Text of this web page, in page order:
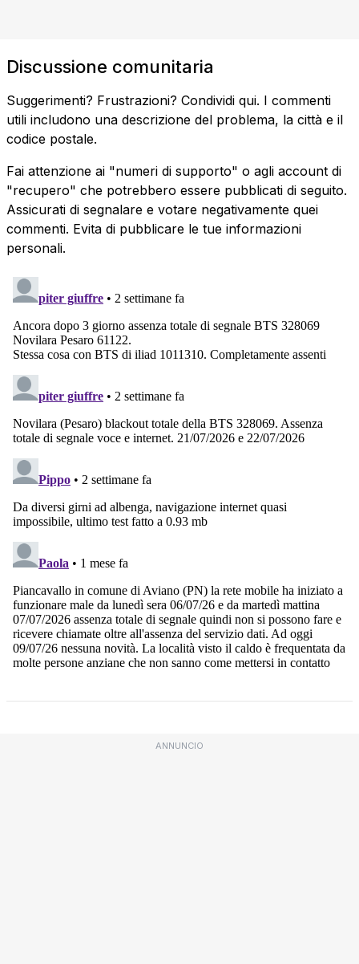
Discussione comunitaria
Suggerimenti? Frustrazioni? Condividi qui. I commenti
utili includono una descrizione del problema, la città e il
codice postale.
Fai attenzione ai "numeri di supporto" o agli account di
"recupero" che potrebbero essere pubblicati di seguito.
Assicurati di segnalare e votare negativamente quei
commenti. Evita di pubblicare le tue informazioni
personali.
ANNUNCIO